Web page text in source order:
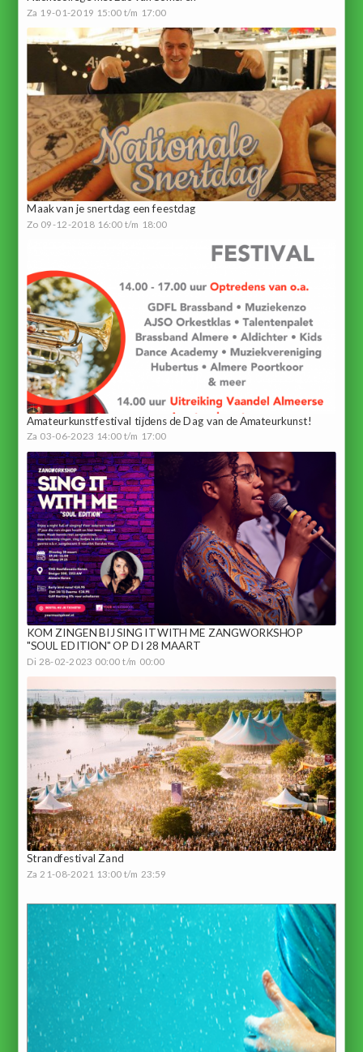
Za 19-01-2019 15:00 t/m 17:00
Maak van je snertdag een feestdag
Zo 09-12-2018 16:00 t/m 18:00
Amateurkunstfestival tijdens de Dag van de Amateurkunst!
Za 03-06-2023 14:00 t/m 17:00
KOM ZINGEN BIJ SING IT WITH ME ZANGWORKSHOP
"SOUL EDITION" OP DI 28 MAART
Di 28-02-2023 00:00 t/m 00:00
Strandfestival Zand
Za 21-08-2021 13:00 t/m 23:59